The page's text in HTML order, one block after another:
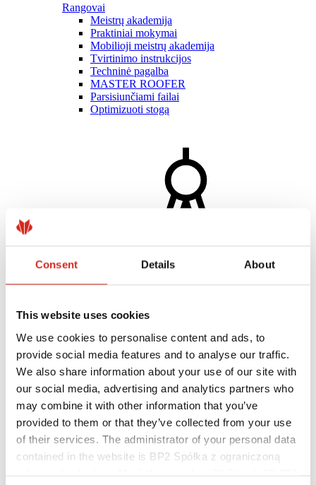
Consent Details About
This website uses cookies
We use cookies to personalise content and ads, to
provide social media features and to analyse our traffic.
We also share information about your use of our site with
our social media, advertising and analytics partners who
may combine it with other information that you’ve
provided to them or that they’ve collected from your use
of their services. The administrator of your personal data
contained in the website is BP2 Spółka z ograniczoną
Rangovai
Meistrų akademija
Praktiniai mokymai
Mobilioji meistrų akademija
Tvirtinimo instrukcijos
Techninė pagalba
MASTER ROOFER
Parsisiunčiami failai
Optimizuoti stogą
Architektai
BIM biblioteka
3D Modeliai
BP2 įskiepis „Revit“